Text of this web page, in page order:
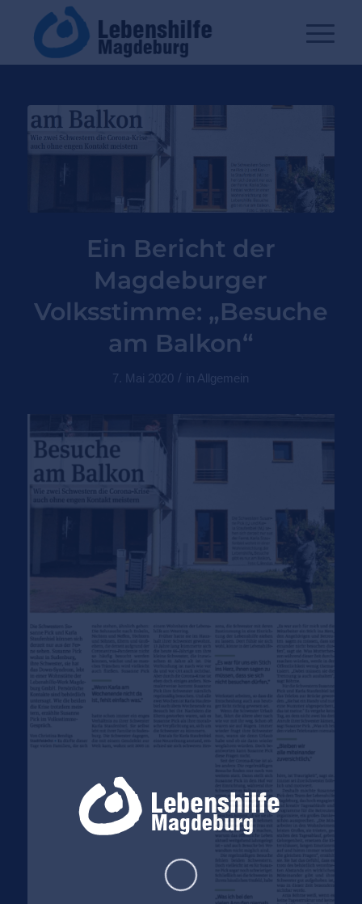
Ein Bericht der
Magdeburger
Volksstimme: „Besuche
am Balkon“
7. Mai 2020 / in Allgemein